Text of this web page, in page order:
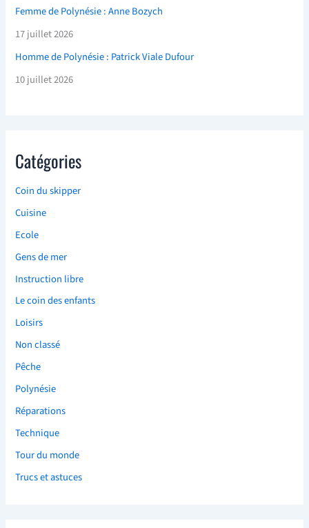
Femme de Polynésie : Anne Bozych
17 juillet 2026
Homme de Polynésie : Patrick Viale Dufour
10 juillet 2026
Catégories
Coin du skipper
Cuisine
Ecole
Gens de mer
Instruction libre
Le coin des enfants
Loisirs
Non classé
Pêche
Polynésie
Réparations
Technique
Tour du monde
Trucs et astuces